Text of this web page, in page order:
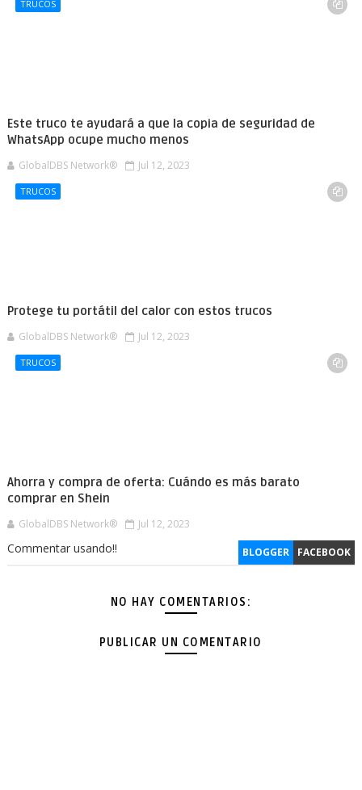
TRUCOS
Este truco te ayudará a que la copia de seguridad de
WhatsApp ocupe mucho menos
GlobalDBS Network® Jul 12, 2023
TRUCOS
Protege tu portátil del calor con estos trucos
GlobalDBS Network® Jul 12, 2023
TRUCOS
Ahorra y compra de oferta: Cuándo es más barato
comprar en Shein
GlobalDBS Network® Jul 12, 2023
BLOGGER FACEBOOK
Commentar usando!!
NO HAY COMENTARIOS:
PUBLICAR UN COMENTARIO